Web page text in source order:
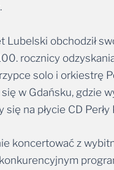
obchodził
rocznicy
solo i orkiestrę
w Gdańsku, gdzie
się na płycie CD
koncertować z